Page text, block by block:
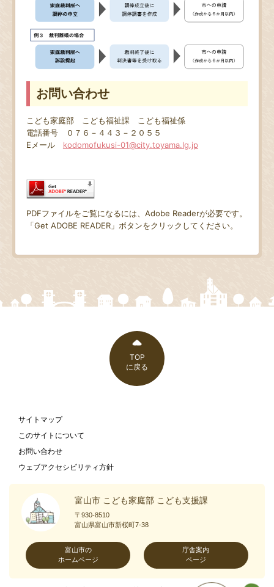
お問い合わせ
こども家庭部 こども福祉課 こども福祉係
電話番号 ０７６－４４３－２０５５
Eメール kodomofukusi-01@city.toyama.lg.jp
PDFファイルをご覧になるには、Adobe Readerが必要です。
「Get ADOBE READER」ボタンをクリックしてください。
TOP
に戻る
サイトマップ
このサイトについて
お問い合わせ
ウェブアクセシビリティ方針
富山市 こども家庭部 こども支援課
〒930-8510
富山県富山市新桜町7-38
富山市の
ホームページ
庁舎案内
ページ